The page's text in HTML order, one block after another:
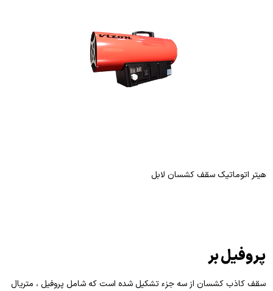
هیتر اتوماتیک سقف کشسان لابل
پروفیل بر
سقف کاذب کشسان از سه جزء تشکیل شده است که شامل پروفیل ، متریال